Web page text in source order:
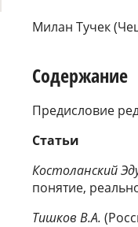
Милан Тучек
Содержание
Предисловие
Статьи
Костоланский
понятие,
Тишков В.А.